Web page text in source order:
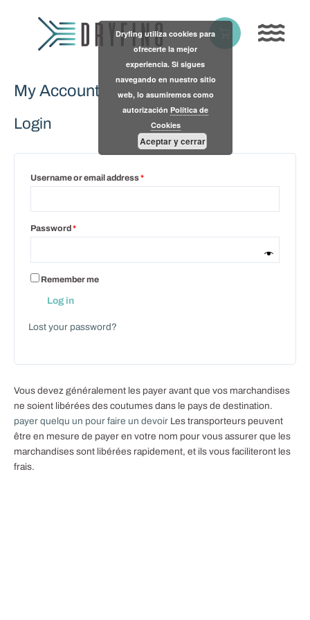
Basket
My Account
Login
Username or email address*
Password *
Remember me
Log in
Lost your password?
Vous devez généralement les payer avant que vos marchandises
ne soient libérées des coutumes dans le pays de destination.
payer quelqu un pour faire un devoir Les transporteurs peuvent
être en mesure de payer en votre nom pour vous assurer que les
marchandises sont libérées rapidement, et ils vous faciliteront les
frais.
Dryfing utiliza cookies para
ofrecerte la mejor
experiencia. Si sigues
navegando en nuestro sitio
web, lo asumiremos como
autorización Política de
Cookies
Aceptar y cerrar